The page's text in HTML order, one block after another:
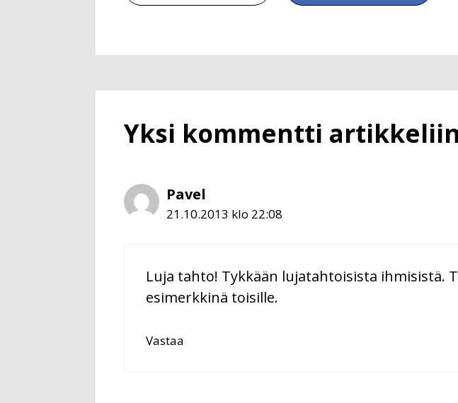
Yksi kommentti
Pavel
21.10.2013 klo 22:08
Luja tahto! Tykkään lujatahtoisista ihmisistä.
esimerkkinä toisille.
Vastaa